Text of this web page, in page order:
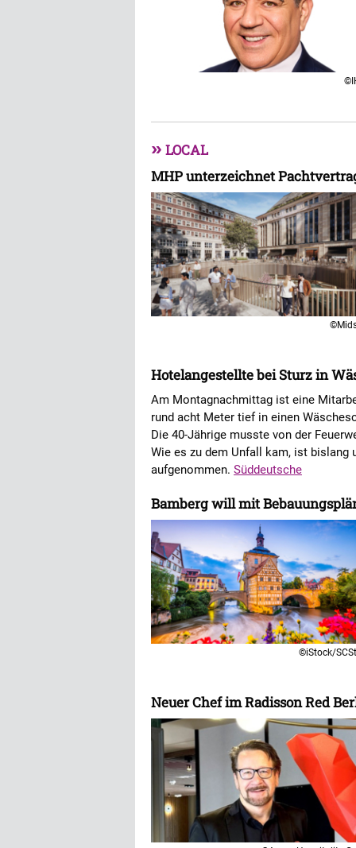
» LOCAL
MHP unterzeichnet
Hotelangestellte bei Sturz in
Am Montagnachmittag ist eine
rund acht Meter tief in einen
Die 40-Jährige musste von der
Wie es zu dem Unfall kam, ist bislang
aufgenommen. Süddeutsche
Bamberg will mit
©iStock/
Neuer Chef im Radisson Red